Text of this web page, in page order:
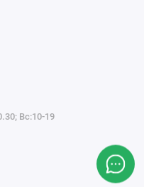
Вс:10-19